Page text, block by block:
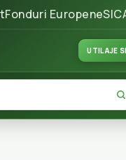
Fonduri Europene
UTILAJE